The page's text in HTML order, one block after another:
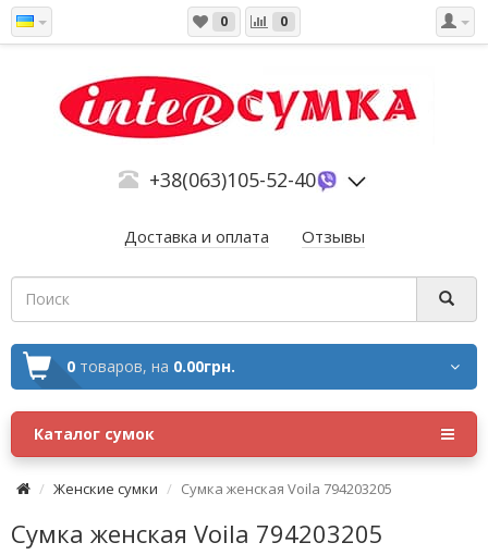
0 0
+38(063)105-52-40
Доставка и оплата Отзывы
0 товаров, на 0.00грн.
Каталог сумок
Женские сумки Сумка женская Voila 794203205
Сумка женская Voila 794203205